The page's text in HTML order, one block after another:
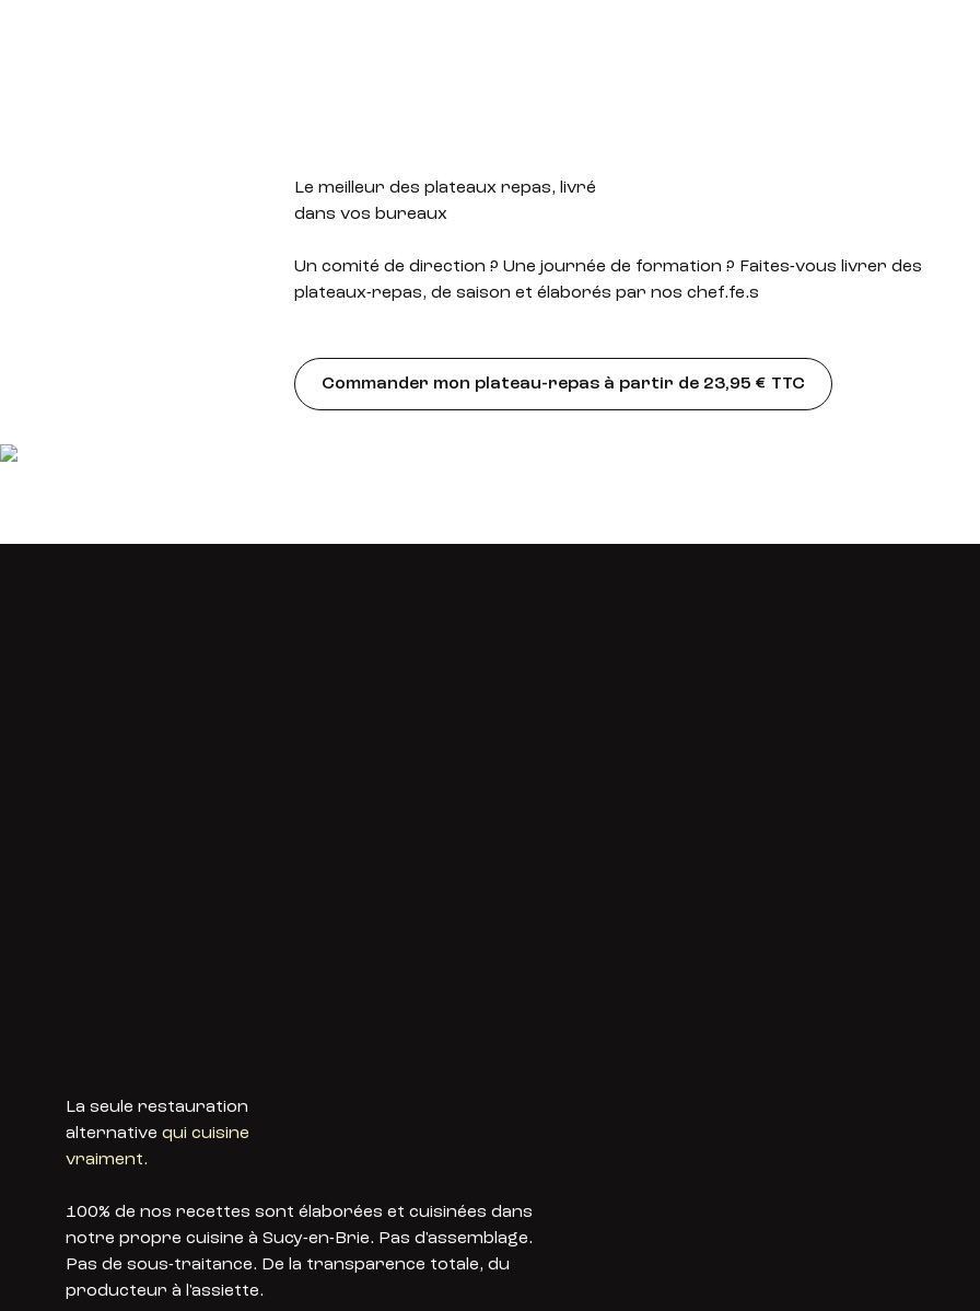
Le meilleur des plateaux repas, livré
dans vos bureaux
Un comité de direction ? Une journée de formation ? Faites-vous livrer des
plateaux-repas, de saison et élaborés par nos chef.fe.s
Commander mon plateau-repas à partir de 23,95 € TTC
La seule restauration
alternative qui cuisine
vraiment.
100% de nos recettes sont élaborées et cuisinées dans
notre propre cuisine à Sucy-en-Brie. Pas d'assemblage.
Pas de sous-traitance. De la transparence totale, du
producteur à l'assiette.